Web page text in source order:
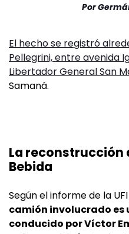
Por
El hecho se registró
Pellegrini, entre avenida
Libertador General San
Samaná.
La reconstrucción
Bebida
Según el informe de la
camión involucrado es
conducido por Víctor